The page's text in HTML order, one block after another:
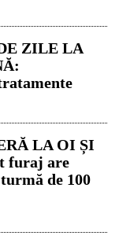
ZILE LA
LA OI ȘI
furaj are
de 100